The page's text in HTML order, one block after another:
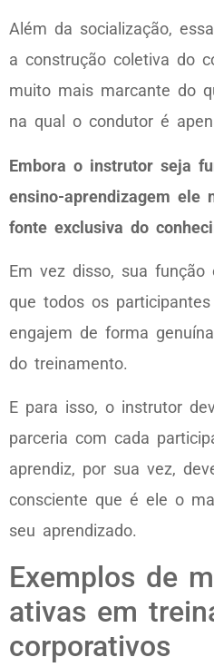
Além da socialização,
a construção coletiva do
muito mais marcante do
na qual o condutor é
Embora o instrutor seja
ensino-aprendizagem ele
fonte exclusiva do
Em vez disso, sua
que todos os
engajem de forma
do treinamento.
E para isso, o instrutor
parceria com cada
aprendiz, por sua vez,
consciente que é ele o
seu aprendizado.
Exemplos de
ativas em
corporativos